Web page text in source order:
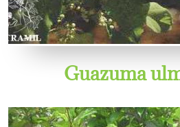
Guazuma